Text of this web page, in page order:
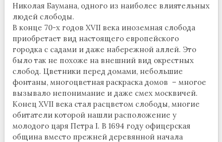
Николая Баумана, одного из наиболее влиятельных
людей слободы.
В конце 70-х годов XVII века иноземная слобода
приобретает вид настоящего европейского
городка с садами и даже набережной аллей. Это
было так не похоже на внешний вид окрестных
слобод. Цветники перед домами, небольшие
фонтаны, многоцветная раскраска домов – многое
вызывало непонимание и даже смех москвичей.
Конец XVII века стал расцветом слободы, многие
обитатели которой нашли расположение у
молодого царя Петра I. В 1694 году офицерская
община вместо прежней деревянной начала